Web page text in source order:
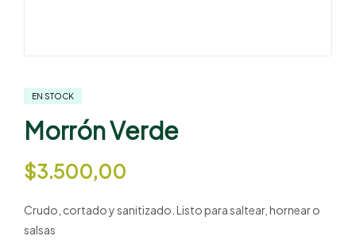
EN STOCK
Morrón Verde
$3.500,00
Crudo, cortado y sanitizado. Listo para saltear, hornear o
salsas